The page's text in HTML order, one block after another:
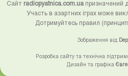
Сайт radiopyatnica.com.uaпризначений
Участь в азартних іграх може
Дотримуйтесь правил
Зображення від
Розробка сайту та технічна
Дизайн та графіка